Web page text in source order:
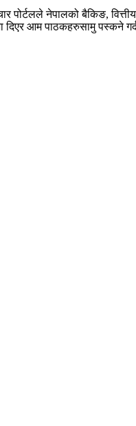
नेपालको बैकिङ, वित्तीय
आम पाठकहरुसामु पस्कने